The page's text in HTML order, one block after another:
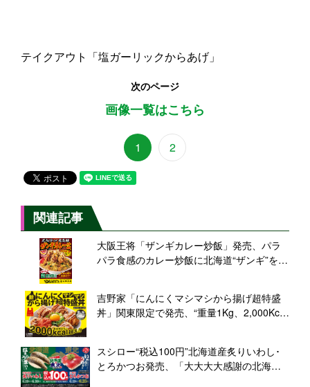
テイクアウト「塩ガーリックからあげ」
次のページ
画像一覧はこちら
1 2
関連記事
大阪王将「ザンギカレー炒飯」発売、パラ
パラ食感のカレー炒飯に北海道“ザンギ”をト
吉野家「にんにくマシマシから揚げ超特盛
丼」関東限定で発売、“重量1Kg、2,000Kcal
スシロー“税込100円”北海道産炙りいわし･
とろかつお発売、「大大大大感謝の北海道×